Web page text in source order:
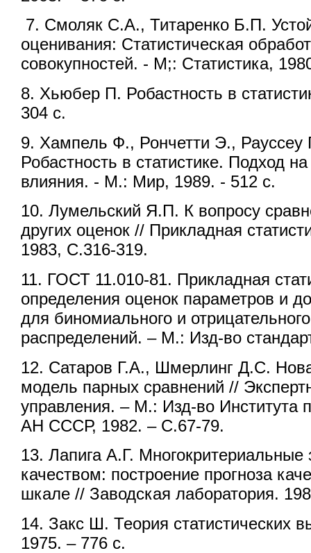
7. Смоляк С.А., Титаренко Б.П.
оценивания: Статистическая
совокупностей. - М;: Статистика,
8. Хьюбер П. Робастность в
304 с.
9. Хампель Ф., Рончетти Э.,
Робастность в статистике. Подход
влияния. - М.: Мир, 1989. - 512 с.
10. Лумельский Я.П. К вопросу
других оценок // Прикладная
1983, С.316-319.
11. ГОСТ 11.010-81. Прикладная
определения оценок параметров и
для биномиального и
распределений. – М.: Изд-во
12. Сатаров Г.А., Шмерлинг Д.С.
модель парных сравнений //
управления. – М.: Изд-во Института
АН СССР, 1982. – С.67-79.
13. Лапига А.Г. Многокритериальные
качеством: построение прогноза
шкале // Заводская лаборатория.
14. Закс Ш. Теория статистических
1975. – 776 с.